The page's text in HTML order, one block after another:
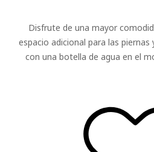
Disfrute de una mayor
espacio adicional para las
con una botella de agua en el